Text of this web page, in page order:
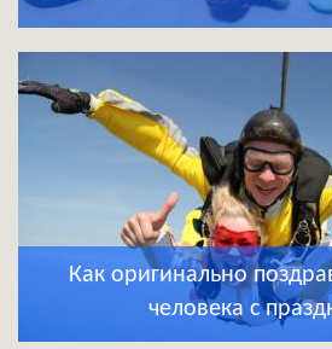
Как оригинально
человека с